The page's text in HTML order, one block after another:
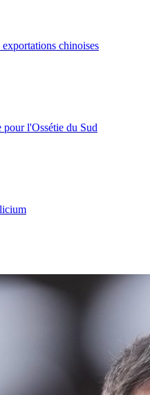
chinoises
pour l'Ossétie du Sud